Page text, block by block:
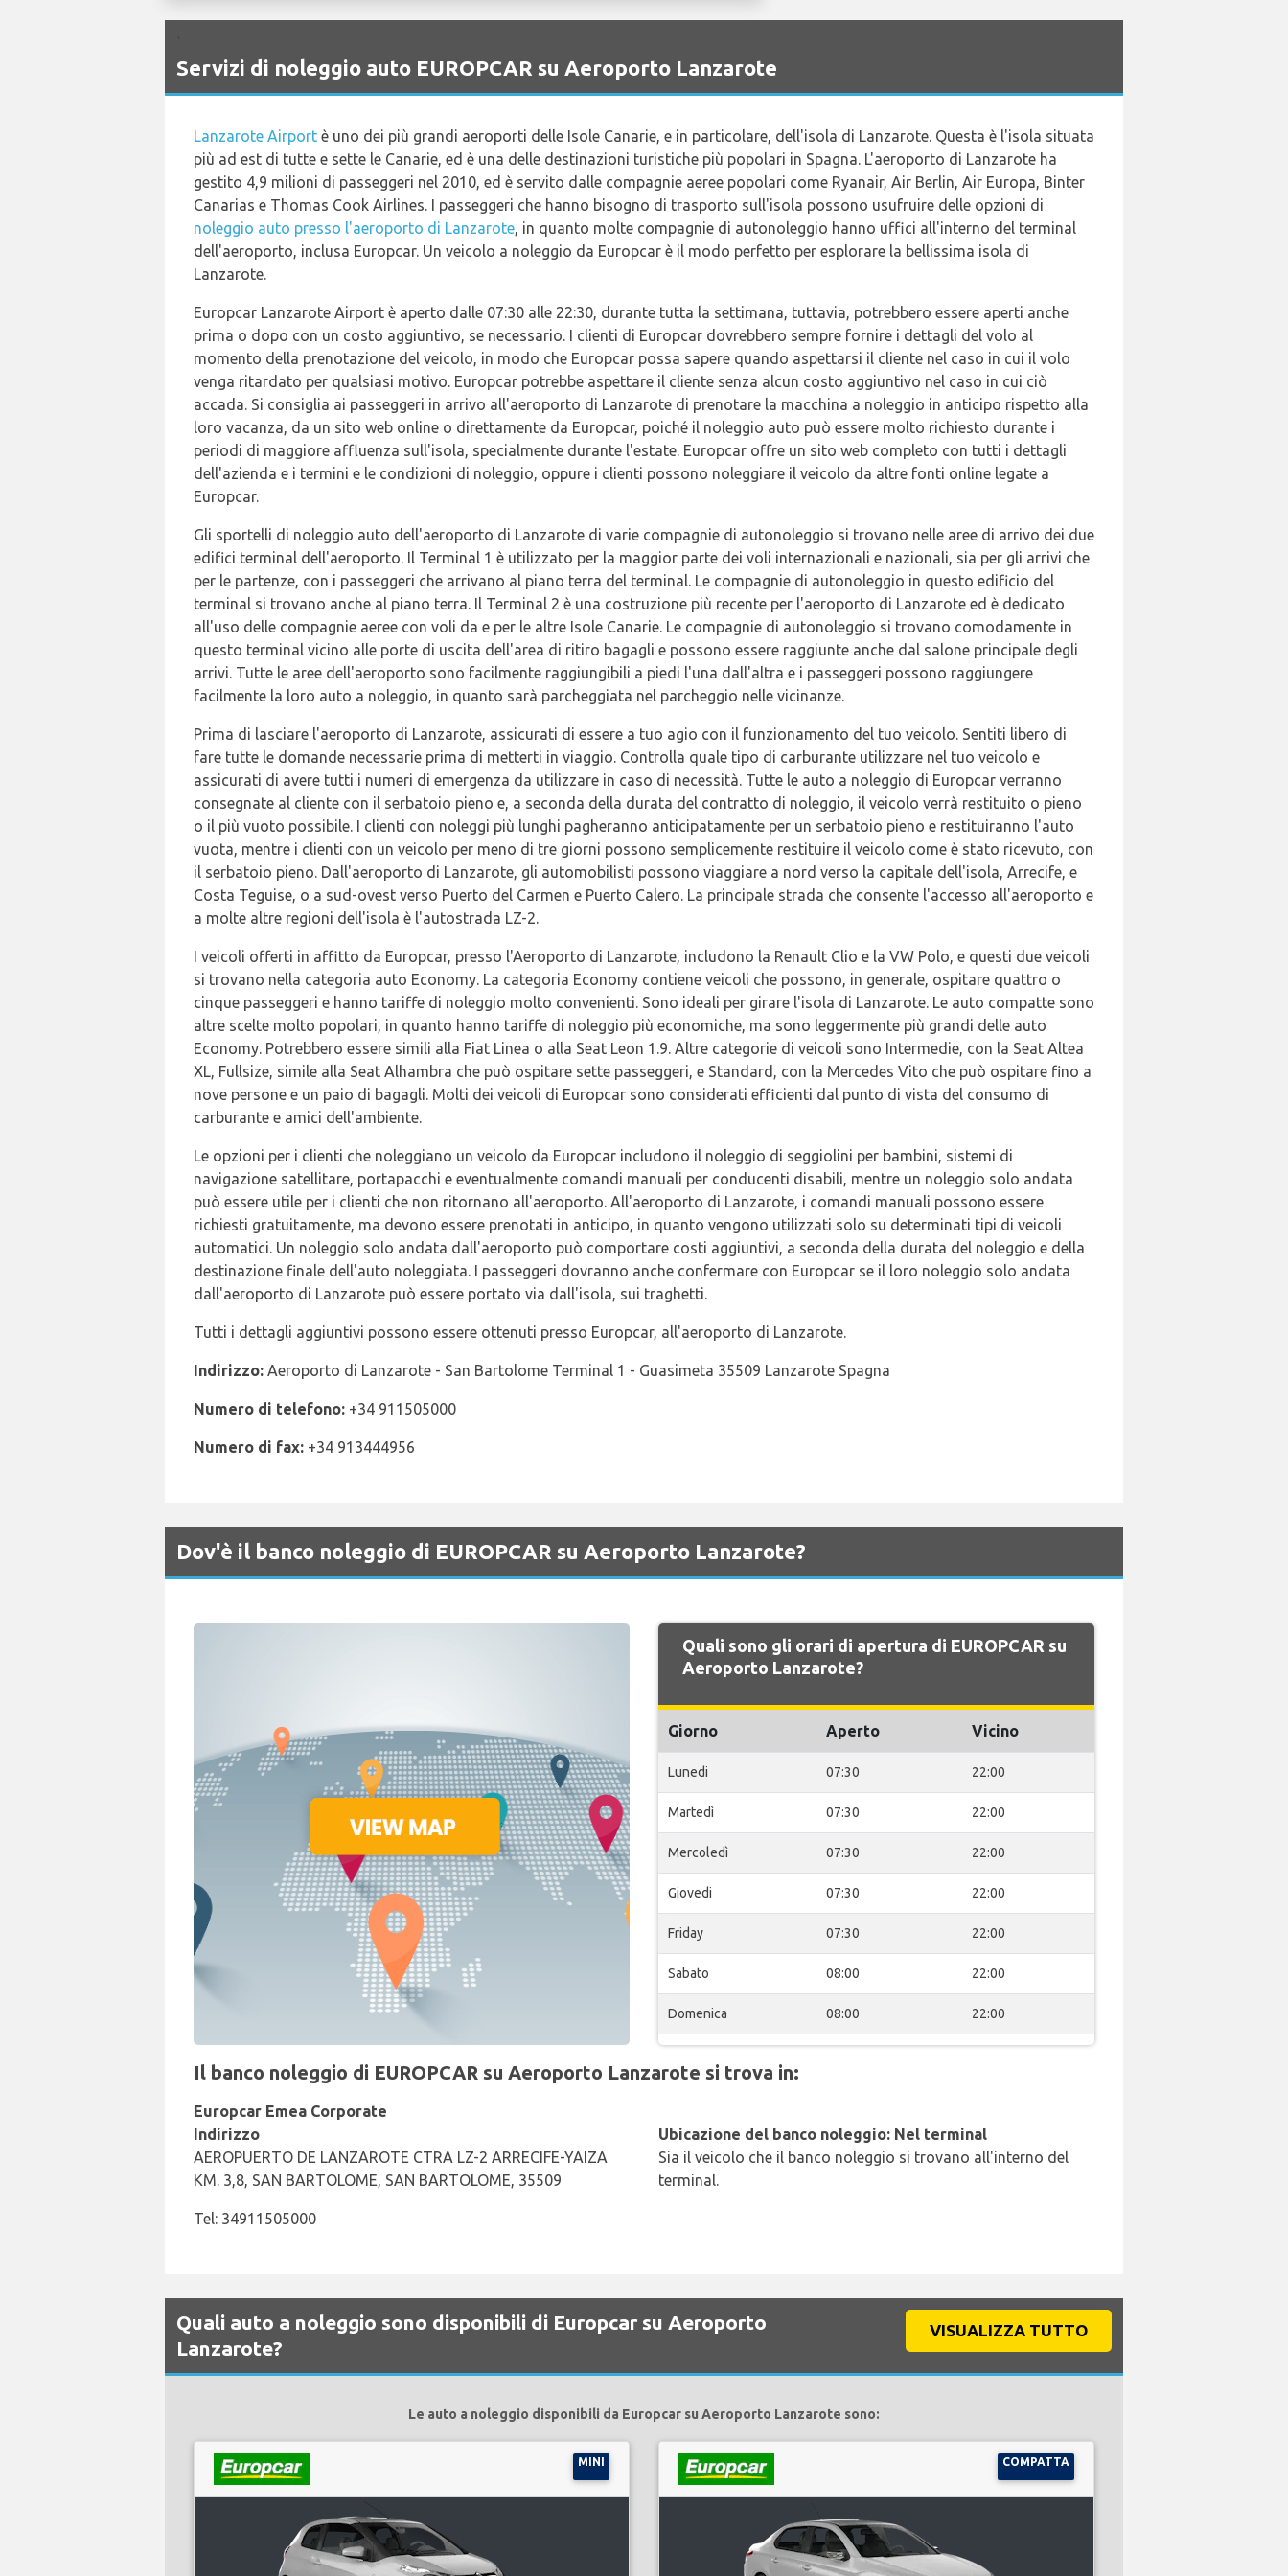
Servizi di noleggio auto EUROPCAR su Aeroporto Lanzarote
Lanzarote Airport è uno dei più grandi aeroporti delle Isole Canarie, e in particolare, dell'isola di Lanzarote. Questa è l'isola situata
più ad est di tutte e sette le Canarie, ed è una delle destinazioni turistiche più popolari in Spagna. L'aeroporto di Lanzarote ha
gestito 4,9 milioni di passeggeri nel 2010, ed è servito dalle compagnie aeree popolari come Ryanair, Air Berlin, Air Europa, Binter
Canarias e Thomas Cook Airlines. I passeggeri che hanno bisogno di trasporto sull'isola possono usufruire delle opzioni di
noleggio auto presso l'aeroporto di Lanzarote, in quanto molte compagnie di autonoleggio hanno uffici all'interno del terminal
dell'aeroporto, inclusa Europcar. Un veicolo a noleggio da Europcar è il modo perfetto per esplorare la bellissima isola di
Lanzarote.
Europcar Lanzarote Airport è aperto dalle 07:30 alle 22:30, durante tutta la settimana, tuttavia, potrebbero essere aperti anche
prima o dopo con un costo aggiuntivo, se necessario. I clienti di Europcar dovrebbero sempre fornire i dettagli del volo al
momento della prenotazione del veicolo, in modo che Europcar possa sapere quando aspettarsi il cliente nel caso in cui il volo
venga ritardato per qualsiasi motivo. Europcar potrebbe aspettare il cliente senza alcun costo aggiuntivo nel caso in cui ciò
accada. Si consiglia ai passeggeri in arrivo all'aeroporto di Lanzarote di prenotare la macchina a noleggio in anticipo rispetto alla
loro vacanza, da un sito web online o direttamente da Europcar, poiché il noleggio auto può essere molto richiesto durante i
periodi di maggiore affluenza sull'isola, specialmente durante l'estate. Europcar offre un sito web completo con tutti i dettagli
dell'azienda e i termini e le condizioni di noleggio, oppure i clienti possono noleggiare il veicolo da altre fonti online legate a
Europcar.
Gli sportelli di noleggio auto dell'aeroporto di Lanzarote di varie compagnie di autonoleggio si trovano nelle aree di arrivo dei due
edifici terminal dell'aeroporto. Il Terminal 1 è utilizzato per la maggior parte dei voli internazionali e nazionali, sia per gli arrivi che
per le partenze, con i passeggeri che arrivano al piano terra del terminal. Le compagnie di autonoleggio in questo edificio del
terminal si trovano anche al piano terra. Il Terminal 2 è una costruzione più recente per l'aeroporto di Lanzarote ed è dedicato
all'uso delle compagnie aeree con voli da e per le altre Isole Canarie. Le compagnie di autonoleggio si trovano comodamente in
questo terminal vicino alle porte di uscita dell'area di ritiro bagagli e possono essere raggiunte anche dal salone principale degli
arrivi. Tutte le aree dell'aeroporto sono facilmente raggiungibili a piedi l'una dall'altra e i passeggeri possono raggiungere
facilmente la loro auto a noleggio, in quanto sarà parcheggiata nel parcheggio nelle vicinanze.
Prima di lasciare l'aeroporto di Lanzarote, assicurati di essere a tuo agio con il funzionamento del tuo veicolo. Sentiti libero di
fare tutte le domande necessarie prima di metterti in viaggio. Controlla quale tipo di carburante utilizzare nel tuo veicolo e
assicurati di avere tutti i numeri di emergenza da utilizzare in caso di necessità. Tutte le auto a noleggio di Europcar verranno
consegnate al cliente con il serbatoio pieno e, a seconda della durata del contratto di noleggio, il veicolo verrà restituito o pieno
o il più vuoto possibile. I clienti con noleggi più lunghi pagheranno anticipatamente per un serbatoio pieno e restituiranno l'auto
vuota, mentre i clienti con un veicolo per meno di tre giorni possono semplicemente restituire il veicolo come è stato ricevuto, con
il serbatoio pieno. Dall'aeroporto di Lanzarote, gli automobilisti possono viaggiare a nord verso la capitale dell'isola, Arrecife, e
Costa Teguise, o a sud-ovest verso Puerto del Carmen e Puerto Calero. La principale strada che consente l'accesso all'aeroporto e
a molte altre regioni dell'isola è l'autostrada LZ-2.
I veicoli offerti in affitto da Europcar, presso l'Aeroporto di Lanzarote, includono la Renault Clio e la VW Polo, e questi due veicoli
si trovano nella categoria auto Economy. La categoria Economy contiene veicoli che possono, in generale, ospitare quattro o
cinque passeggeri e hanno tariffe di noleggio molto convenienti. Sono ideali per girare l'isola di Lanzarote. Le auto compatte sono
altre scelte molto popolari, in quanto hanno tariffe di noleggio più economiche, ma sono leggermente più grandi delle auto
Economy. Potrebbero essere simili alla Fiat Linea o alla Seat Leon 1.9. Altre categorie di veicoli sono Intermedie, con la Seat Altea
XL, Fullsize, simile alla Seat Alhambra che può ospitare sette passeggeri, e Standard, con la Mercedes Vito che può ospitare fino a
nove persone e un paio di bagagli. Molti dei veicoli di Europcar sono considerati efficienti dal punto di vista del consumo di
carburante e amici dell'ambiente.
Le opzioni per i clienti che noleggiano un veicolo da Europcar includono il noleggio di seggiolini per bambini, sistemi di
navigazione satellitare, portapacchi e eventualmente comandi manuali per conducenti disabili, mentre un noleggio solo andata
può essere utile per i clienti che non ritornano all'aeroporto. All'aeroporto di Lanzarote, i comandi manuali possono essere
richiesti gratuitamente, ma devono essere prenotati in anticipo, in quanto vengono utilizzati solo su determinati tipi di veicoli
automatici. Un noleggio solo andata dall'aeroporto può comportare costi aggiuntivi, a seconda della durata del noleggio e della
destinazione finale dell'auto noleggiata. I passeggeri dovranno anche confermare con Europcar se il loro noleggio solo andata
dall'aeroporto di Lanzarote può essere portato via dall'isola, sui traghetti.
Tutti i dettagli aggiuntivi possono essere ottenuti presso Europcar, all'aeroporto di Lanzarote.
Indirizzo: Aeroporto di Lanzarote - San Bartolome Terminal 1 - Guasimeta 35509 Lanzarote Spagna
Numero di telefono: +34 911505000
Numero di fax: +34 913444956
Dov'è il banco noleggio di EUROPCAR su Aeroporto Lanzarote?
Quali sono gli orari di apertura di EUROPCAR su
Aeroporto Lanzarote?
Giorno Aperto Vicino
Lunedi 07:30 22:00
Martedì 07:30 22:00
Mercoledì 07:30 22:00
Giovedi 07:30 22:00
Friday 07:30 22:00
Sabato 08:00 22:00
Domenica 08:00 22:00
Il banco noleggio di EUROPCAR su Aeroporto Lanzarote si trova in:
Europcar Emea Corporate
Indirizzo
AEROPUERTO DE LANZAROTE CTRA LZ-2 ARRECIFE-YAIZA
KM. 3,8, SAN BARTOLOME, SAN BARTOLOME, 35509
Tel: 34911505000
Ubicazione del banco noleggio: Nel terminal
Sia il veicolo che il banco noleggio si trovano all'interno del
terminal.
Quali auto a noleggio sono disponibili di Europcar su Aeroporto
Lanzarote?
VISUALIZZA TUTTO
Le auto a noleggio disponibili da Europcar su Aeroporto Lanzarote sono:
MINI COMPATTA